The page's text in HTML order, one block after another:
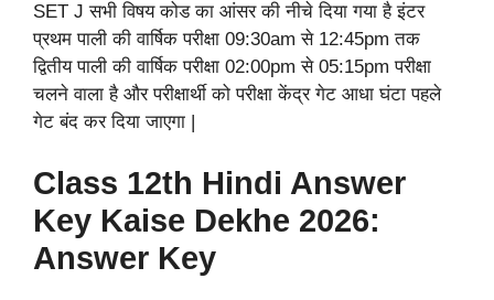
SET J सभी विषय कोड का आंसर की नीचे दिया गया है इंटर
प्रथम पाली की वार्षिक परीक्षा 09:30am से 12:45pm तक
द्वितीय पाली की वार्षिक परीक्षा 02:00pm से 05:15pm परीक्षा
चलने वाला है और परीक्षार्थी को परीक्षा केंद्र गेट आधा घंटा पहले
गेट बंद कर दिया जाएगा |
Class 12th Hindi Answer
Key Kaise Dekhe 2026:
Answer Key